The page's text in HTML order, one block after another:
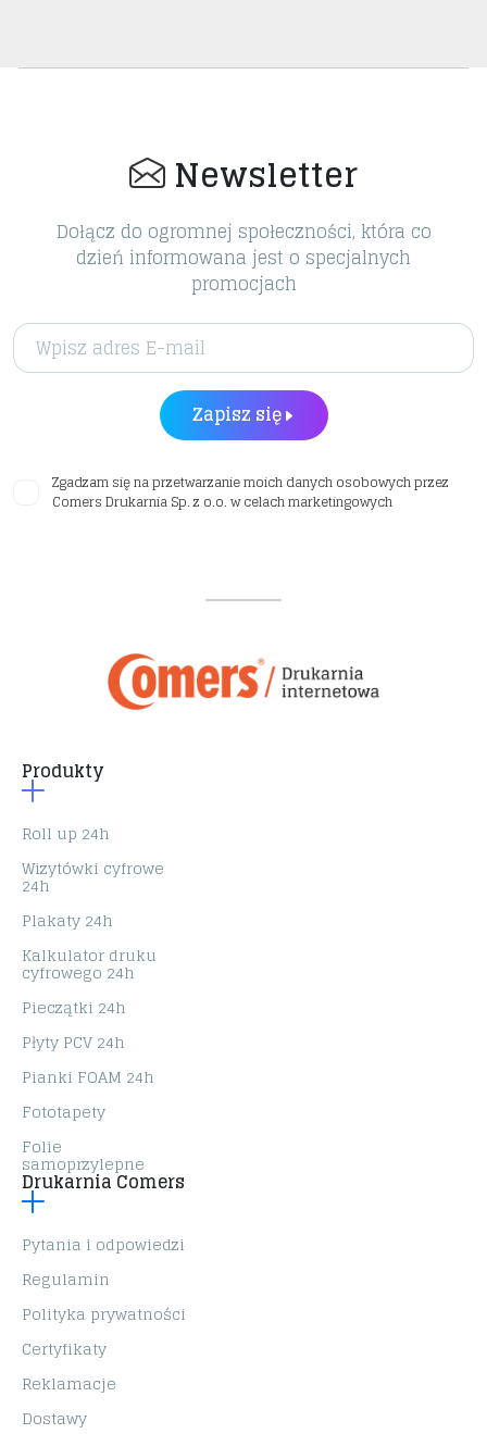
Newsletter
Dołącz do ogromnej społeczności, która co
dzień informowana jest o specjalnych
promocjach
Zapisz się
Zgadzam się na przetwarzanie moich danych osobowych przez
Comers Drukarnia Sp. z o.o. w celach marketingowych
Produkty
Roll up 24h
Wizytówki cyfrowe
24h
Plakaty 24h
Kalkulator druku
cyfrowego 24h
Pieczątki 24h
Płyty PCV 24h
Pianki FOAM 24h
Fototapety
Folie
samoprzylepne
Drukarnia Comers
Pytania i odpowiedzi
Regulamin
Polityka prywatności
Certyfikaty
Reklamacje
Dostawy